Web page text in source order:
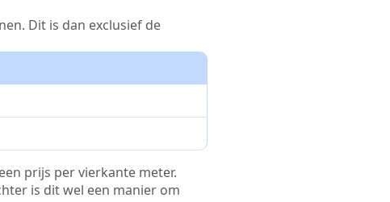
Dit is dan exclusief de
prijs per vierkante meter.
is dit wel een manier om